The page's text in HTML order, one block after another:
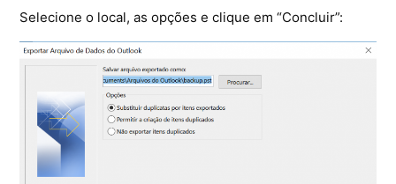
Selecione o local, as opções e clique em “Concluir”: